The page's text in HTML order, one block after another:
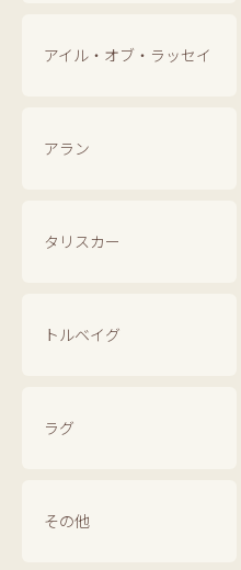
アイル・オブ・ラッセイ
アラン
タリスカー
トルベイグ
ラグ
その他